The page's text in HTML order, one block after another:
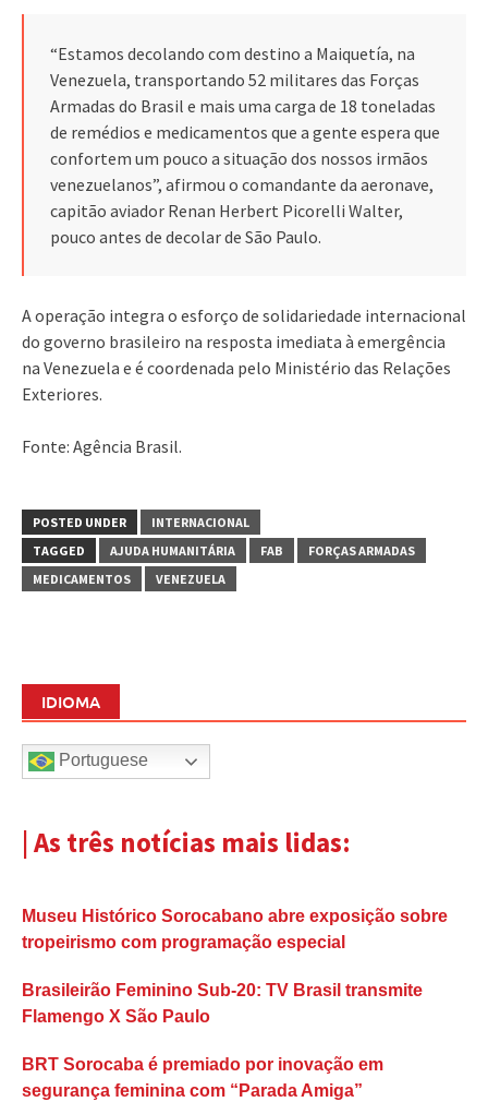
“Estamos decolando com destino a Maiquetía, na
Venezuela, transportando 52 militares das Forças
Armadas do Brasil e mais uma carga de 18 toneladas
de remédios e medicamentos que a gente espera que
confortem um pouco a situação dos nossos irmãos
venezuelanos”, afirmou o comandante da aeronave,
capitão aviador Renan Herbert Picorelli Walter,
pouco antes de decolar de São Paulo.
A operação integra o esforço de solidariedade internacional
do governo brasileiro na resposta imediata à emergência
na Venezuela e é coordenada pelo Ministério das Relações
Exteriores.
Fonte: Agência Brasil.
POSTED UNDER
INTERNACIONAL
TAGGED
AJUDA HUMANITÁRIA FAB
FORÇAS ARMADAS
MEDICAMENTOS
VENEZUELA
IDIOMA
Portuguese
| As três notícias mais lidas:
Museu Histórico Sorocabano abre exposição sobre
tropeirismo com programação especial
Brasileirão Feminino Sub-20: TV Brasil transmite
Flamengo X São Paulo
BRT Sorocaba é premiado por inovação em
segurança feminina com “Parada Amiga”